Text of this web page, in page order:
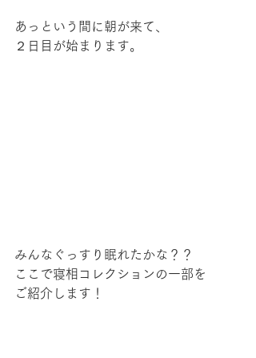
あっという間に朝が来て、
２日目が始まります。
みんなぐっすり眠れたかな？？
ここで寝相コレクションの一部を
ご紹介します！